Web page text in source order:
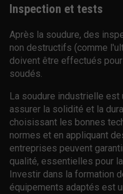
Inspection et tests
Après la soudure, des
non destructifs (comme
doivent être effectués
soudés.
La soudure industrielle
assurer la solidité et la
choisissant les bonnes
normes et en appliquant
entreprises peuvent
qualité, essentielles pour
Investir dans la formation
équipements adaptés est